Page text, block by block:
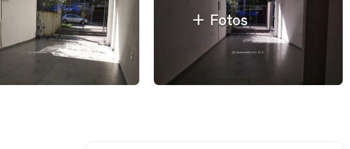
+ Fotos